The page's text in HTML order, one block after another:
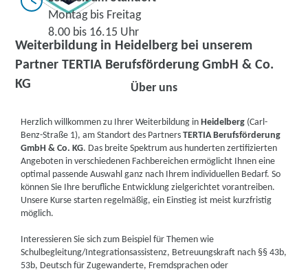
Weiterbildung in Heidelberg bei unserem
Partner TERTIA Berufsförderung GmbH & Co.
KG
Montag bis Freitag
8.00 bis 16.15 Uhr
Über uns
Herzlich willkommen zu Ihrer Weiterbildung inHeidelberg (Carl-
Benz-Straße 1), am Standort des PartnersTERTIA Berufsförderung
GmbH & Co. KG. Das breite Spektrum aus hunderten zertifizierten
Angeboten in verschiedenen Fachbereichen ermöglicht Ihnen eine
optimal passende Auswahl ganz nach Ihrem individuellen Bedarf. So
können Sie Ihre berufliche Entwicklung zielgerichtet vorantreiben.
Unsere Kurse starten regelmäßig, ein Einstieg ist meist kurzfristig
möglich.
Interessieren Sie sich zum Beispiel für Themen wie
Schulbegleitung/Integrationsassistenz, Betreuungskraft nach §§ 43b,
53b, Deutsch für Zugewanderte, Fremdsprachen oder